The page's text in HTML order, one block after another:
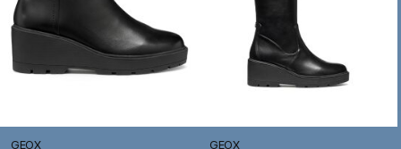
GEOX
GEOX